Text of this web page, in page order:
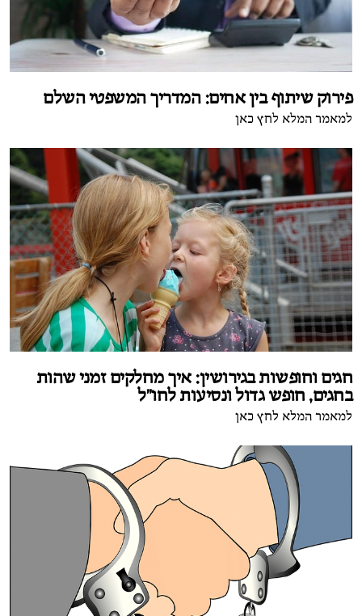
פירוק שיתוף בין אחים: המדריך המשפטי השלם
למאמר המלא לחץ כאן
חגים וחופשות בגירושין: איך מחלקים זמני שהות
בחגים, חופש גדול ונסיעות לחו"ל
למאמר המלא לחץ כאן